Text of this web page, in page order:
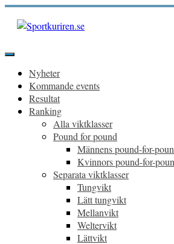
Hoppa
innehåll
Primär
Nyheter
Kommande events
Resultat
Ranking
Alla viktklasser
Pound for pound
Männens pound-for-
Kvinnors pound-for-
Separata viktklasser
Tungvikt
Lätt tungvikt
Mellanvikt
Weltervikt
Lättvikt